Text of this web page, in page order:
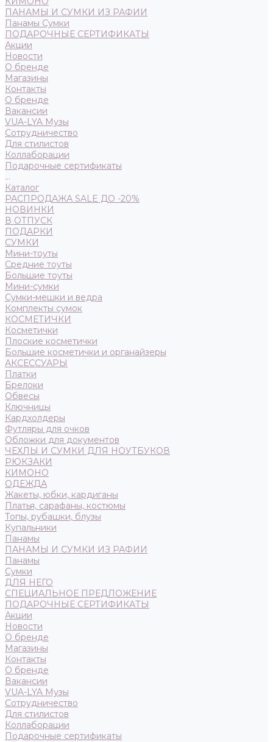
ПАНАМЫ И СУМКИ ИЗ РАФИИ
Панамы Сумки
ПОДАРОЧНЫЕ СЕРТИФИКАТЫ
Акции
Новости
О бренде
Магазины
Контакты
О бренде
Вакансии
VUA-LYA Музы
Сотрудничество
Для стилистов
Коллаборации
Подарочные сертификаты
...
Каталог
РАСПРОДАЖА SALE ДО -20%
НОВИНКИ
В ОТПУСК
ПОДАРКИ
СУМКИ
Мини-тоуты
Средние тоуты
Большие тоуты
Мини-сумки
Сумки-мешки и ведра
Комплекты сумок
КОСМЕТИЧКИ
Косметички
Плоские косметички
Большие косметички и органайзеры
АКСЕССУАРЫ
Платки
Брелоки
Обвесы
Ключницы
Кардхолдеры
Футляры для очков
Обложки для документов
ЧЕХЛЫ И СУМКИ ДЛЯ НОУТБУКОВ
РЮКЗАКИ
КИМОНО
ОДЕЖДА
Жакеты, юбки, кардиганы
Платья, сарафаны, костюмы
Топы, рубашки, блузы
Купальники
Панамы
ПАНАМЫ И СУМКИ ИЗ РАФИИ
Панамы
Сумки
ДЛЯ НЕГО
СПЕЦИАЛЬНОЕ ПРЕДЛОЖЕНИЕ
ПОДАРОЧНЫЕ СЕРТИФИКАТЫ
Акции
Новости
О бренде
Магазины
Контакты
О бренде
Вакансии
VUA-LYA Музы
Сотрудничество
Для стилистов
Коллаборации
Подарочные сертификаты